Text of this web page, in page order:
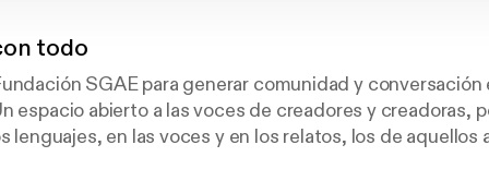
todo
SGAE para generar comunidad y conversación
espacio abierto a las voces de creadores y creadoras,
lenguajes, en las voces y en los relatos, los de aquellos